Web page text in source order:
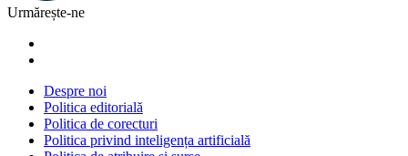
Urmărește-ne
Despre noi
Politica editorială
Politica de corecturi
Politica privind inteligența artificială